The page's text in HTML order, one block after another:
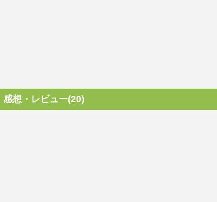
感想・レビュー(20)